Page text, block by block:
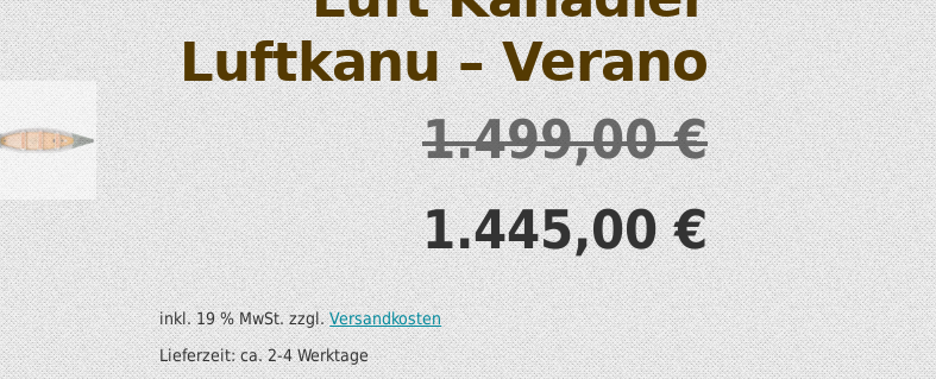
SUP AIR SUP
MODUL KAJAKS
LUFTBOOTE
LEICHTE BOOTE FÜR IHR
WOHNMOBIL
SONDERANGEBOTE/SALE
WILDERNESS SYSTEMS
ZUBEHÖR
DOPPELPADDEL
STECHPADDEL
WESTEN & SICHERHEIT
TRANSPORT &
LAGERUNG
BOOTSWAGEN
Luftkanu – Verano
1.499,00€
1.445,00€
inkl. 19 % MwSt. zzgl.Versandkosten
Lieferzeit:ca. 2-4 Werktage